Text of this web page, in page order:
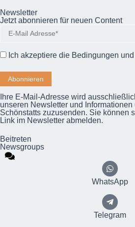
Newsletter
Jetzt abonnieren für neuen Content
Ich akzeptiere die Bedingungen
Ihre E-Mail-Adresse wird
unseren Newsletter und Informationen
Schönstatts zuzusenden. Sie können
Link im Newsletter abmelden.
Beitreten
Newsgroups
WhatsApp
Telegram